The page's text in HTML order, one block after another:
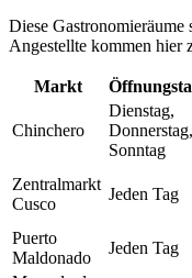
Diese
Angestellte kommen hier
Markt
Chinchero
Dienstag,
Donnerstag,
Sonntag
Zentralmarkt
Cusco
Jeden Tag
Puerto
Maldonado
Jeden Tag